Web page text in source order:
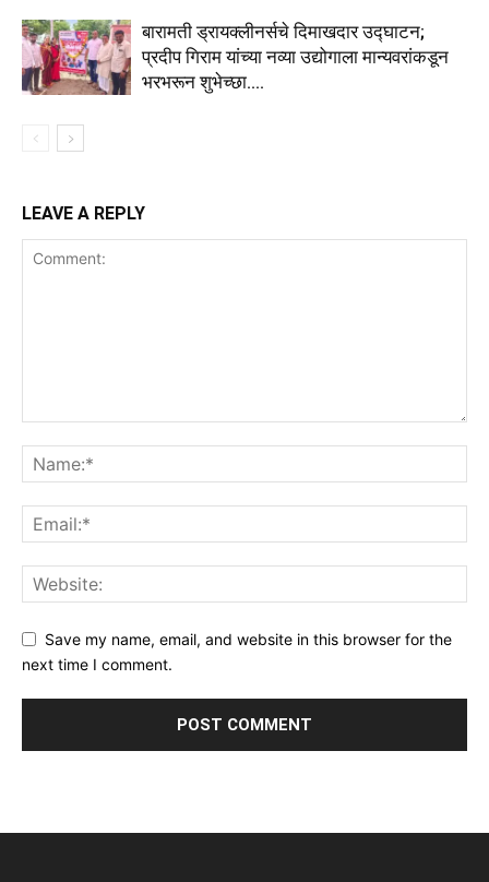
बारामती ड्रायक्लीनर्सचे दिमाखदार उद्घाटन;
प्रदीप गिराम यांच्या नव्या उद्योगाला मान्यवरांकडून
भरभरून शुभेच्छा….
LEAVE A REPLY
Save my name, email, and website in this browser for the
next time I comment.